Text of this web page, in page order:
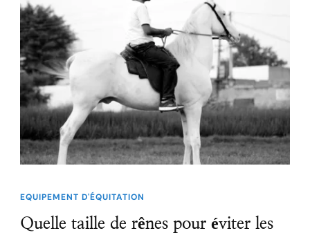
EQUIPEMENT D'ÉQUITATION
Quelle taille de rênes pour éviter les